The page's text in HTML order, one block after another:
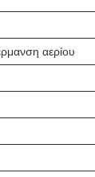
αερίου